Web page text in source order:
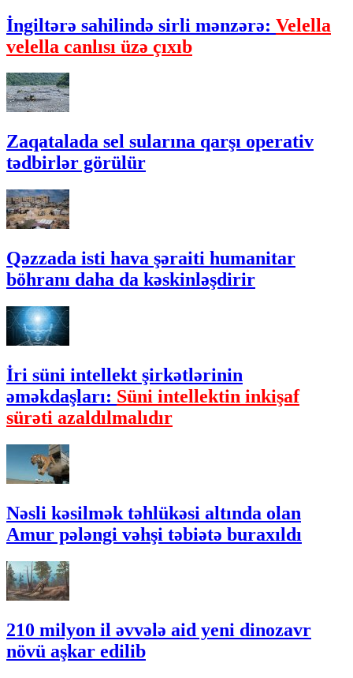
İngiltərə sahilində sirli mənzərə: Velella
velella canlısı üzə çıxıb
Zaqatalada sel sularına qarşı operativ
tədbirlər görülür
Qəzzada isti hava şəraiti humanitar
böhranı daha da kəskinləşdirir
İri süni intellekt şirkətlərinin
əməkdaşları: Süni intellektin inkişaf
sürəti azaldılmalıdır
Nəsli kəsilmək təhlükəsi altında olan
Amur pələngi vəhşi təbiətə buraxıldı
210 milyon il əvvələ aid yeni dinozavr
növü aşkar edilib